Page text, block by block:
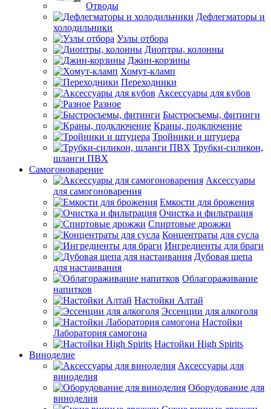
Отводы
Дефлегматоры и
холодильники
Узлы отбора
Диоптры, колонны
Джин-корзины
Хомут-кламп
Переходники
Аксессуары для кубов
Разное
Быстросъемы, фитинги
Краны, подключение
Тройники и штуцера
Трубки-силикон,
шланги ПВХ
Самогоноварение
Аксессуары
для самогоноварения
Емкости для брожения
Очистка и фильтрация
Спиртовые дрожжи
Концентраты для сусла
Ингредиенты для браги
Дубовая щепа
для настаивания
Облагораживание
напитков
Настойки Алтай
Эссенции для алкоголя
Настойки
Лаборатория самогона
Настойки High Spirits
Виноделие
Аксессуары для
виноделия
Оборудование для
виноделия